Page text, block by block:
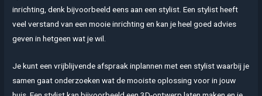
inrichting, denk bijvoorbeeld eens aan een stylist. Een stylist heeft
veel verstand van een mooie inrichting en kan je heel goed advies
geven in hetgeen wat je wil.
Je kunt een vrijblijvende afspraak inplannen met een stylist waarbij je
samen gaat onderzoeken wat de mooiste oplossing voor in jouw